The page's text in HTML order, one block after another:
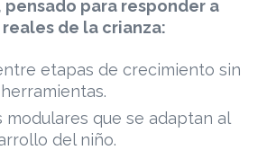
para responder a
de la crianza:
etapas de crecimiento sin
modulares que se adaptan al
del niño.